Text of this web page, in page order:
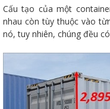
Cấu tạo của một
nhau còn tùy thuộc vào
nó, tuy nhiên, chúng đều